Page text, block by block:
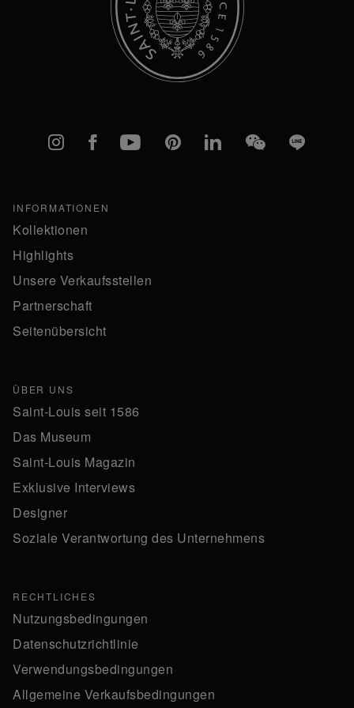
Instagram
FacebookYouTubePinterestlinkedInWeChatLine
INFORMATIONEN
Kollektionen
Highlights
Unsere Verkaufsstellen
Partnerschaft
Seitenübersicht
ÜBER UNS
Saint-Louis seit 1586
Das Museum
Saint-Louis Magazin
Exklusive Interviews
Designer
Soziale Verantwortung des Unternehmens
RECHTLICHES
Nutzungsbedingungen
Datenschutzrichtlinie
Verwendungsbedingungen
Allgemeine Verkaufsbedingungen